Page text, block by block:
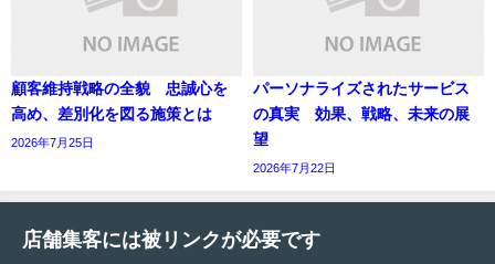
顧客維持戦略の全貌 忠誠心を
高め、差別化を図る施策とは
2026年7月25日
パーソナライズされたサービス
の真実 効果、戦略、未来の展
望
2026年7月22日
店舗集客には被リンクが必要です